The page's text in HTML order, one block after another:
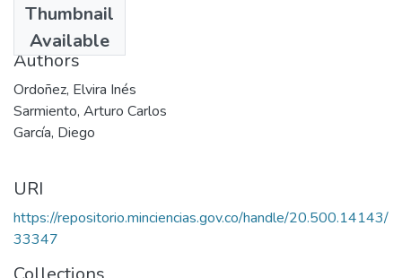
Thumbnail
Available
2006
Authors
Ordoñez, Elvira Inés
Sarmiento, Arturo Carlos
García, Diego
URI
https://repositorio.minciencias.gov.co/handle/20.500.14143/
33347